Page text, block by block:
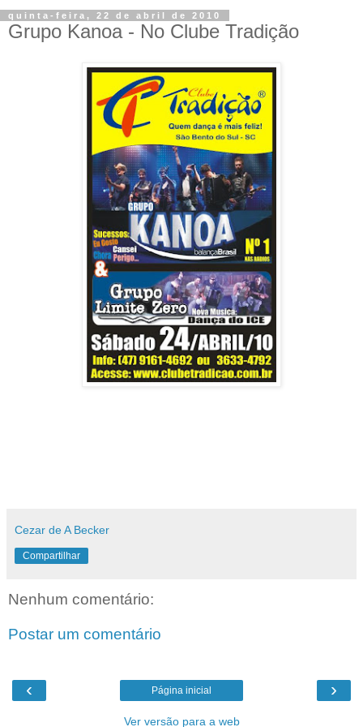
quinta-feira, 22 de abril de 2010
Grupo Kanoa - No Clube Tradição
Cezar de A Becker
Compartilhar
Nenhum comentário:
Postar um comentário
‹ ›
Página inicial
Ver versão para a web